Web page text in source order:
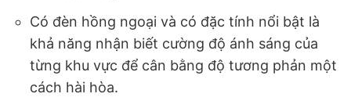
Có đèn hồng ngoại và có đặc tính nổi bật là
khả năng nhận biết cường độ ánh sáng của
từng khu vực để cân bằng độ tương phản một
cách hài hòa.